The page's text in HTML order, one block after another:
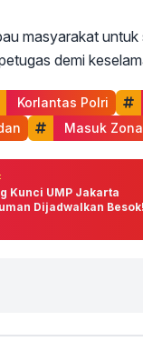
masyarakat
demi
Korlantas Polri
Masuk
Kunci UMP Jakarta
Dijadwalkan